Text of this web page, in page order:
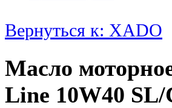
Вернуться к: XADO
Масло
Line 10W40